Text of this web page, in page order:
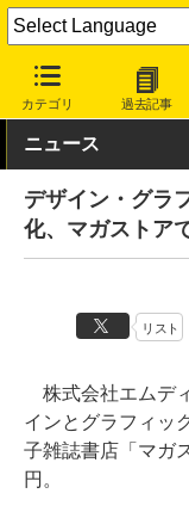
カテゴリ 過去記事
INTERNET Watch ト
ニュース
デザイン・グラ
化、マガストア
リスト
株式会社エムデ
インとグラフィッ
子雑誌書店「マガ
円。